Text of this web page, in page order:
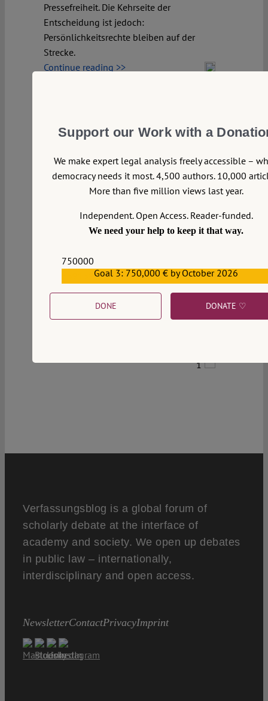
Pressefreiheit. Die Kehrseite der
Entscheidung ist jedoch:
Persönlichkeitsrechte bleiben auf der
Strecke.
Continue reading >>
1
Verfassungsblog is a global forum of
scholarly debate at the interface of
academy and society. We open up debates
in public law – internationally,
interdisciplinary and open access.
NewsletterContactPrivacyImprint
Support our Work with a
We make expert legal analysis freely accessible –
democracy needs it most. 4,500 authors. 10,000
More than five million views last year.
Independent. Open Access. Reader-funded.
We need your help to keep it that way.
750000
Goal 3: 750,000 € by October 2026
DONE DONATE ♡